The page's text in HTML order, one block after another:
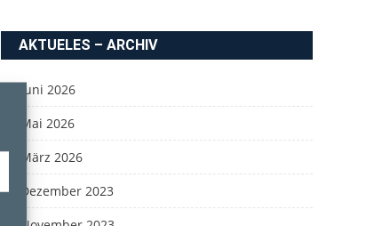
AKTUELES – ARCHIV
Juni 2026
Mai 2026
März 2026
Dezember 2023